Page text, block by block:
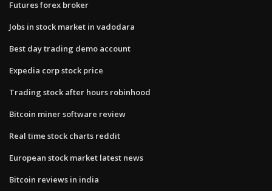
Futures forex broker
Jobs in stock market in vadodara
Best day trading demo account
Expedia corp stock price
Trading stock after hours robinhood
Bitcoin miner software review
Real time stock charts reddit
European stock market latest news
Bitcoin reviews in india